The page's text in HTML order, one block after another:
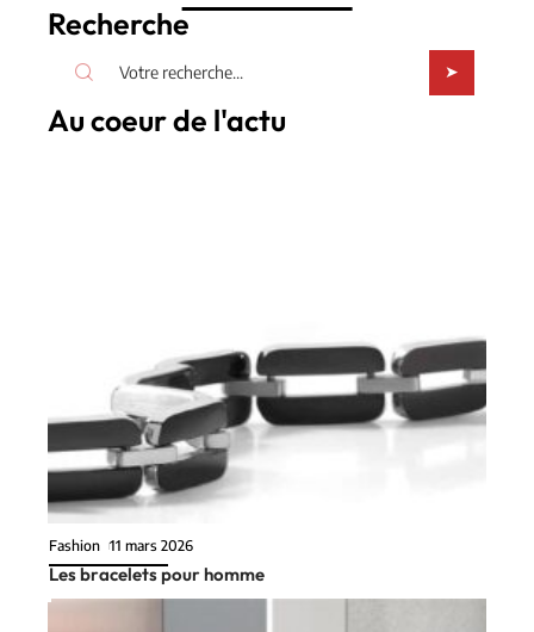
Recherche
Au coeur de l'actu
Fashion 11 mars 2026
Les bracelets pour homme